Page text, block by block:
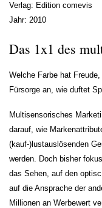
Verlag: Edition comevis
Jahr: 2010
Das 1x1 des
Welche Farbe hat
Fürsorge an, wie duftet
Multisensorisches
darauf, wie
(kauf-)lustauslösenden
werden. Doch bisher
das Sehen, auf den
auf die Ansprache der
Millionen an Werbewert